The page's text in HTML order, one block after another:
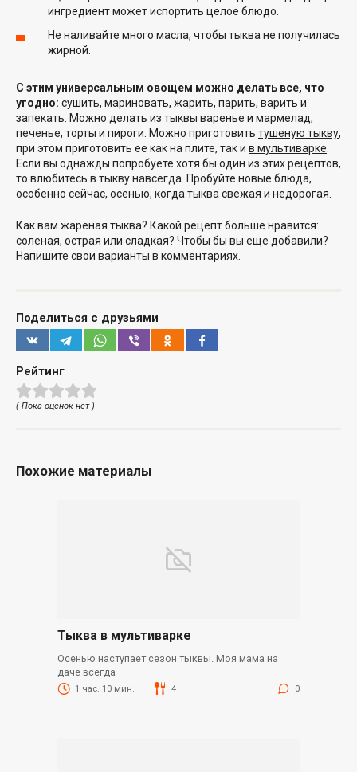
ингредиент может испортить целое блюдо.
Не наливайте много масла, чтобы тыква не получилась
жирной.
С этим универсальным овощем можно делать все, что
угодно: сушить, мариновать, жарить, парить, варить и
запекать. Можно делать из тыквы варенье и мармелад,
печенье, торты и пироги. Можно приготовить тушеную тыкву,
при этом приготовить ее как на плите, так и в мультиварке
Если вы однажды попробуете хотя бы один из этих рецептов,
то влюбитесь в тыкву навсегда. Пробуйте новые блюда,
особенно сейчас, осенью, когда тыква свежая и недорогая.
Как вам жареная тыква? Какой рецепт больше нравится:
соленая, острая или сладкая? Чтобы бы вы еще добавили?
Напишите свои варианты в комментариях.
Поделиться с друзьями
Рейтинг
( Пока оценок нет )
Похожие материалы
Тыква в мультиварке
Осенью наступает сезон тыквы. Моя мама на
даче всегда
1 час. 10 мин. 4 0